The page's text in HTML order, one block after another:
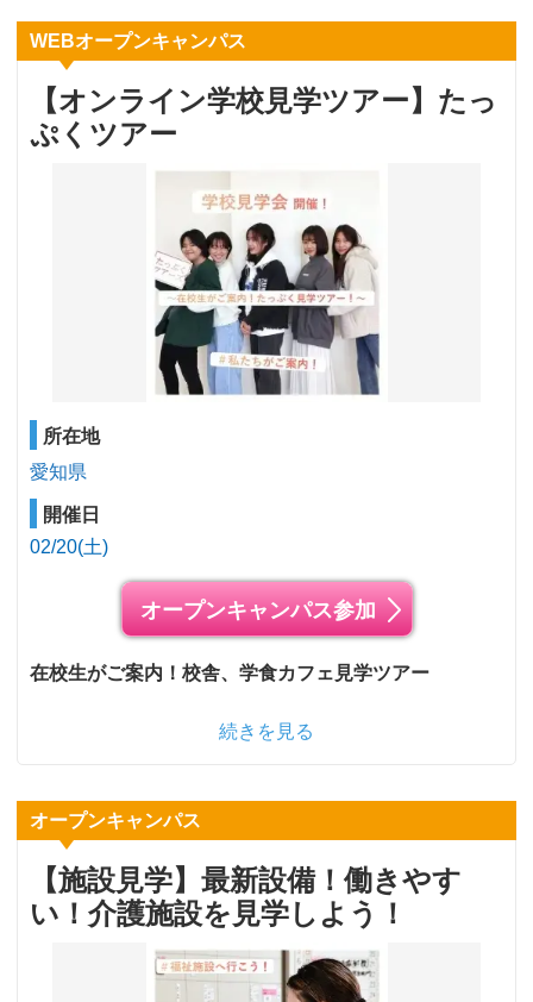
WEBオープンキャンパス
【オンライン学校見学ツアー】たっ
ぷくツアー
所在地
愛知県
開催日
02/20(土)
オープンキャンパス参加
在校生がご案内！校舎、学食カフェ見学ツアー
続きを見る
オープンキャンパス
【施設見学】最新設備！働きやす
い！介護施設を見学しよう！